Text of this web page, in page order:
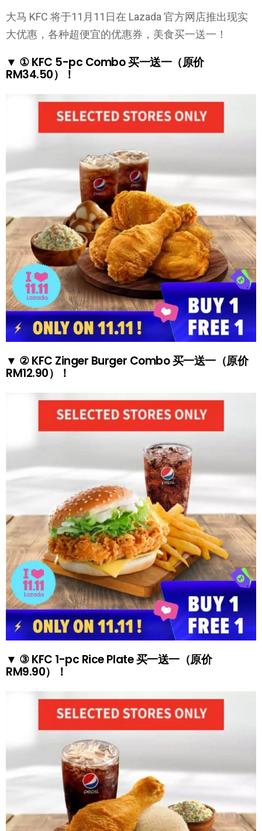
大马 KFC 将于11月11日在 Lazada 官方网店推出现实
大优惠，各种超便宜的优惠券，美食买一送一！
▼ ① KFC 5-pc Combo 买一送一（原价
RM34.50）！
▼ ② KFC Zinger Burger Combo 买一送一（原价
RM12.90）！
▼ ③ KFC 1-pc Rice Plate 买一送一（原价
RM9.90）！